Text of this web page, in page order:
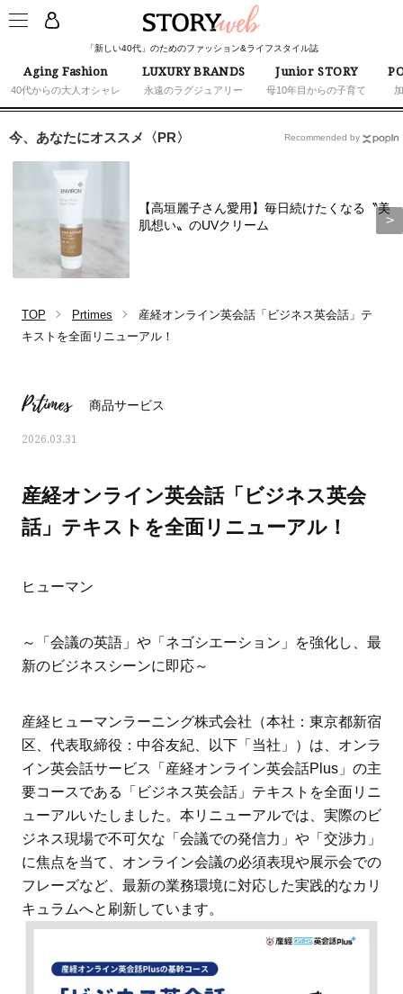
「新しい40代」のためのファッション&ライフスタイル誌
Aging Fashion
40代からの大人オシャレ
LUXURY BRANDS
永遠のラグジュアリー
Junior STORY
母10年目からの子育て
ス学」
タログ
今、あなたにオススメ〈PR〉
【高垣麗子さん愛用】毎日続けたくなる〝美
肌想い〟のUVクリーム
Recommended by
TOP Prtimes
産経オンライン英会話「ビジネス英会話」テ
キストを全面リニューアル！
Prtimes 商品サービス
2026.03.31
産経オンライン英会話「ビジネス英会
話」テキストを全面リニューアル！
ヒューマン
～「会議の英語」や「ネゴシエーション」を強化し、最
新のビジネスシーンに即応～
産経ヒューマンラーニング株式会社（本社：東京都新宿
区、代表取締役：中谷友紀、以下「当社」）は、オンラ
イン英会話サービス「産経オンライン英会話Plus」の主
要コースである「ビジネス英会話」テキストを全面リニ
ューアルいたしました。本リニューアルでは、実際のビ
ジネス現場で不可欠な「会議での発信力」や「交渉力」
に焦点を当て、オンライン会議の必須表現や展示会での
フレーズなど、最新の業務環境に対応した実践的なカリ
キュラムへと刷新しています。